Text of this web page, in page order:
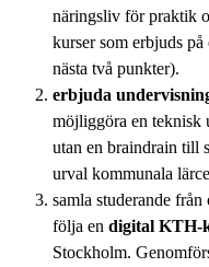
näringsliv för praktik
kurser som erbjuds
nästa två punkter).
erbjuda
möjliggöra en teknisk
utan en braindrain till
urval kommunala
samla studerande
följa en digital KTH-
Stockholm.